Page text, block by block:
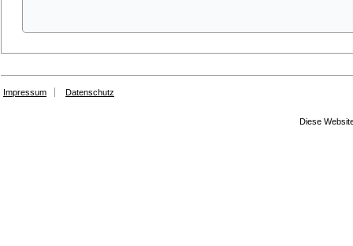
Impressum Datenschutz
Diese